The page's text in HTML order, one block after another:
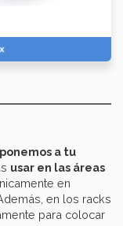
ponemos a tu
usar en las áreas
en
en los racks
para colocar